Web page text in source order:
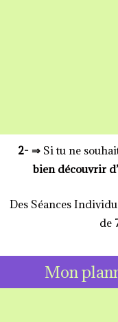
2- ⇒Si tu ne
bien découvrir
Des Séances
de
Mon